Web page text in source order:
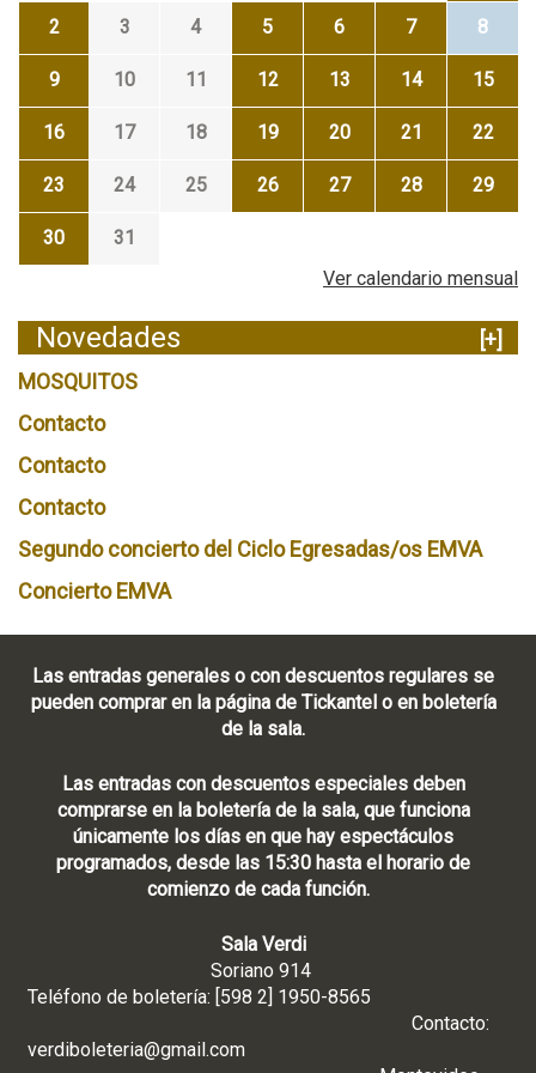
2 3 4 5 6 7 8
9 10 11 12 13 14 15
16 17 18 19 20 21 22
23 24 25 26 27 28 29
30
31
Ver calendario mensual
Novedades
[+]
MOSQUITOS
Contacto
Contacto
Contacto
Segundo concierto del Ciclo Egresadas/os EMVA
Concierto EMVA
Las entradas generales o con descuentos regulares se
pueden comprar en la página de Tickantel o en boletería
de la sala.
Las entradas con descuentos especiales deben
comprarse en la boletería de la sala, que funciona
únicamente los días en que hay espectáculos
programados, desde las 15:30 hasta el horario de
comienzo de cada función.
Sala Verdi
Soriano 914
Teléfono de boletería: [598 2] 1950-8565
Contacto:
verdiboleteria@gmail.com